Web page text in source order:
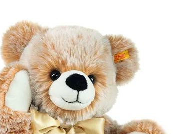
商品は直接海外から届くのですか。受取の際、関
商品は全て当店へ入荷させたのち欠品を行いお客
関税はすべて当店にて処理しますのでお客様のご
商品が届くまでにはどのくらいの期間がかかります
国内で一度検品をしますので、決済確認後、２～
尚、オーダー注文の場合は４～８週間でのお届け
（稀に、通関手続き等に時間がかかり、納期が遅
千葉県 U・Y
「ChatGPTを利用したところ「く
埼玉県 S
「送られる際にメールなどで届けて